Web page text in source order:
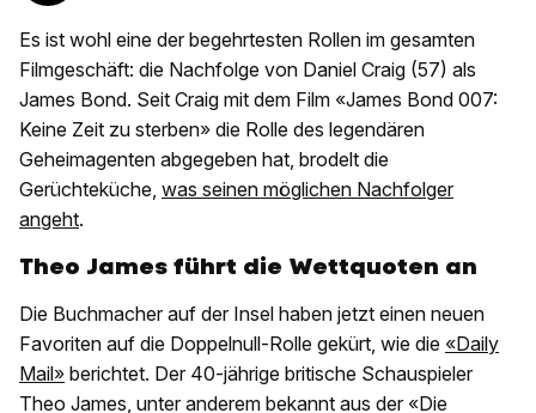
Es ist wohl eine der begehrtesten Rollen im gesamten
Filmgeschäft: die Nachfolge von Daniel Craig (57) als
James Bond. Seit Craig mit dem Film «James Bond 007:
Keine Zeit zu sterben» die Rolle des legendären
Geheimagenten abgegeben hat, brodelt die
Gerüchteküche, was seinen möglichen Nachfolger
angeht.
Theo James führt die Wettquoten an
Die Buchmacher auf der Insel haben jetzt einen neuen
Favoriten auf die Doppelnull-Rolle gekürt, wie die «Daily
Mail» berichtet. Der 40-jährige britische Schauspieler
Theo James, unter anderem bekannt aus der «Die